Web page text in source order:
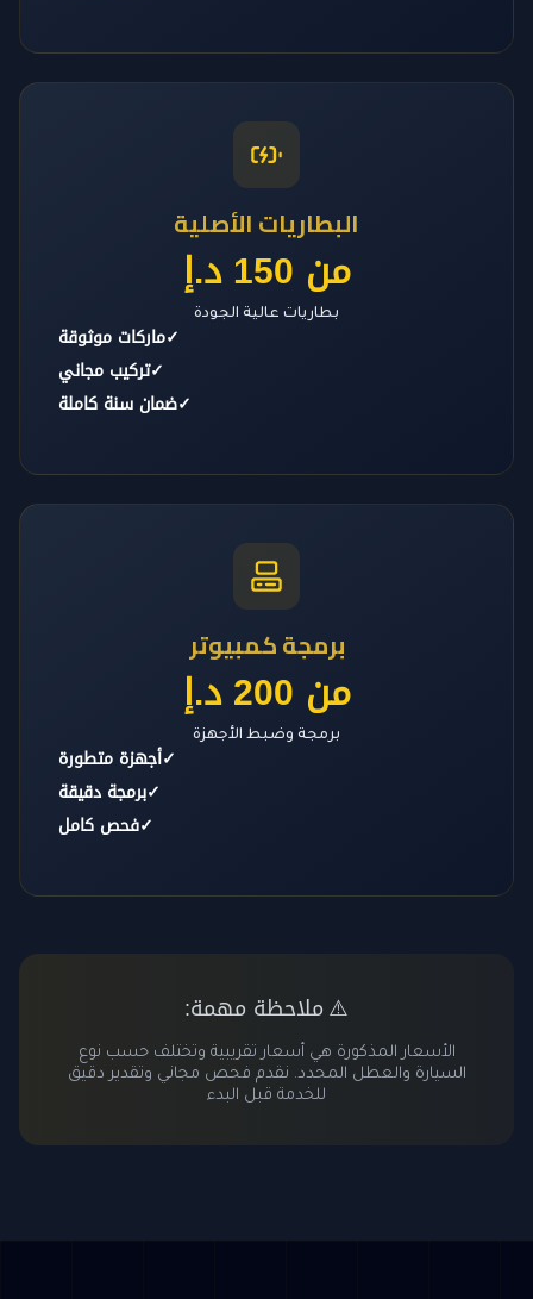
البطاريات الأصلية
من 150 د.إ
بطاريات عالية الجودة
✓ماركات موثوقة
✓تركيب مجاني
✓ضمان سنة كاملة
برمجة كمبيوتر
من 200 د.إ
برمجة وضبط الأجهزة
✓أجهزة متطورة
✓برمجة دقيقة
✓فحص كامل
⚠️ ملاحظة مهمة:
الأسعار المذكورة هي أسعار تقريبية وتختلف حسب نوع
السيارة والعطل المحدد. نقدم فحص مجاني وتقدير دقيق
للخدمة قبل البدء